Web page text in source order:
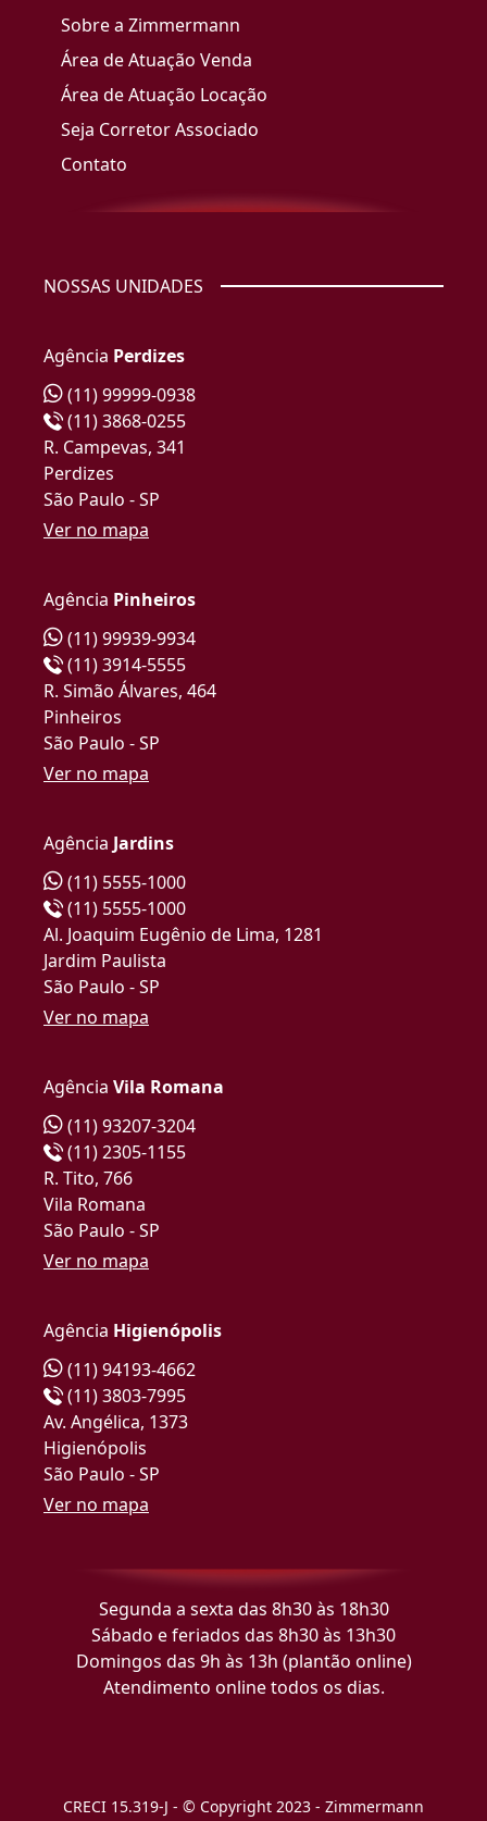
Sobre a Zimmermann
Área de Atuação Venda
Área de Atuação Locação
Seja Corretor Associado
Contato
NOSSAS UNIDADES
Agência Perdizes
(11) 99999-0938
(11) 3868-0255
R. Campevas, 341
Perdizes
São Paulo - SP
Ver no mapa
Agência Pinheiros
(11) 99939-9934
(11) 3914-5555
R. Simão Álvares, 464
Pinheiros
São Paulo - SP
Ver no mapa
Agência Jardins
(11) 5555-1000
(11) 5555-1000
Al. Joaquim Eugênio de Lima, 1281
Jardim Paulista
São Paulo - SP
Ver no mapa
Agência Vila Romana
(11) 93207-3204
(11) 2305-1155
R. Tito, 766
Vila Romana
São Paulo - SP
Ver no mapa
Agência Higienópolis
(11) 94193-4662
(11) 3803-7995
Av. Angélica, 1373
Higienópolis
São Paulo - SP
Ver no mapa
Segunda a sexta das 8h30 às 18h30
Sábado e feriados das 8h30 às 13h30
Domingos das 9h às 13h (plantão online)
Atendimento online todos os dias.
CRECI 15.319-J - © Copyright 2023 - Zimmermann